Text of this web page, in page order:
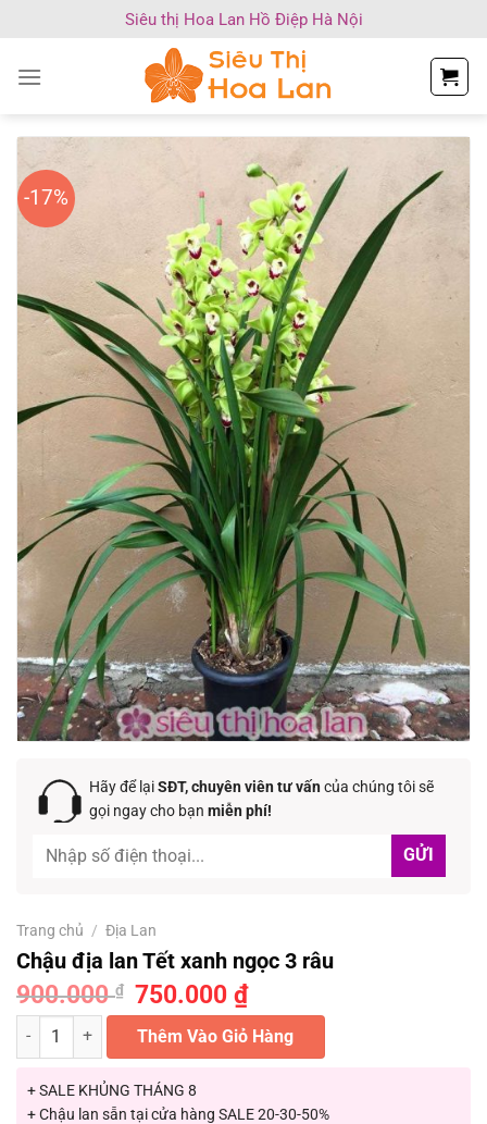
nội
Siêu thị Hoa Lan Hồ Điệp Hà Nội
-17%
Hãy để lạiSĐT, chuyên viên tư vấncủa chúng tôi sẽ
gọi ngay cho bạn miễn phí!
Trang chủ / Địa Lan
Chậu địa lan Tết xanh ngọc 3 râu
900.000₫
Giá
gốc
là:
900.000 ₫.
750.000 ₫Giá
hiện
tại
là:
750.000 ₫.
Chậu địa lan Tết xanh ngọc 3 râu số lượng
Thêm Vào Giỏ Hàng
+ SALE KHỦNG THÁNG 8
+ Chậu lan sẵn tại cửa hàng SALE 20-30-50%